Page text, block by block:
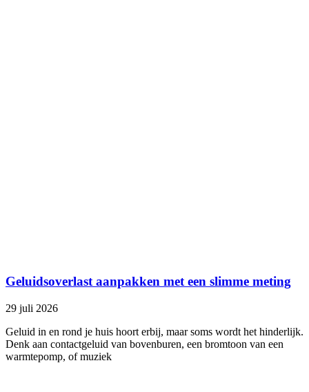
Geluidsoverlast aanpakken met een slimme meting
29 juli 2026
Geluid in en rond je huis hoort erbij, maar soms wordt het hinderlijk.
Denk aan contactgeluid van bovenburen, een bromtoon van een
warmtepomp, of muziek